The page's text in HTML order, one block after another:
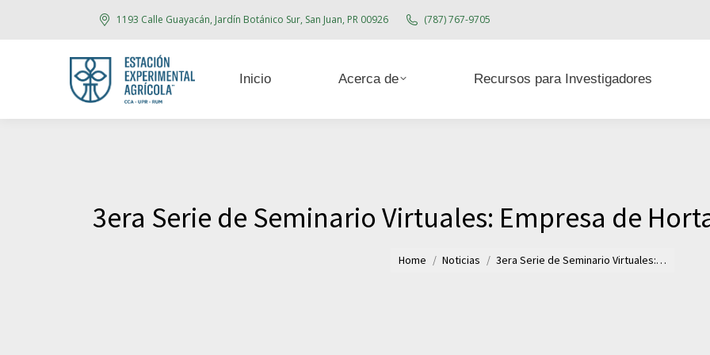
1193 Calle Guayacán, Jardín Botánico Sur, San Juan, PR 00926 (787) 767-9705
Inicio Acerca de Recursos para Investigadores
3era Serie de Seminario Virtuales: Empresa de
You are here:
Home Noticias 3era Serie de Seminario Virtuales:…
Inicio Acerca de Recursos para Investigadores